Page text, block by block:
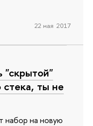
22 мая 2017
"скрытой"
ты не
набор на новую